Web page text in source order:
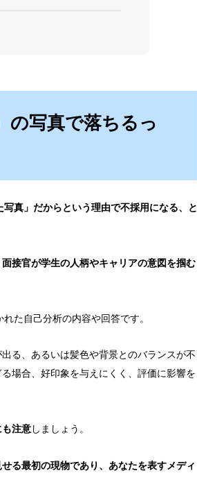
の写真で落ちるっ
真」だからという理由で不採用になる、と
面接官が学生の人柄やキャリアの意図を掴む
た自己分析の内容や回答です。
る、あるいは髪色や背景とのバランスが不
場合、好印象を与えにくく、評価に影響を
注意しましょう。
る最初の現物であり、あなたを表すメディ